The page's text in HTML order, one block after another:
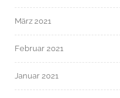
März 2021
Februar 2021
Januar 2021